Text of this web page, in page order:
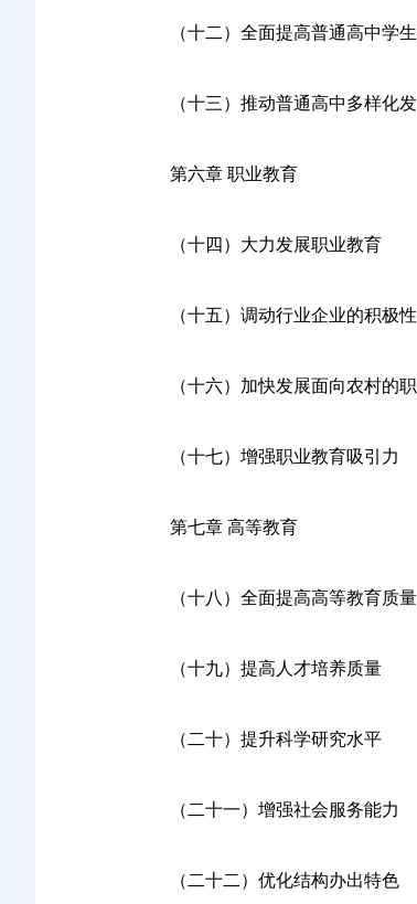
（十二）全面提高普通高中学生
（十三）推动普通高中多样化
第六章 职业教育
（十四）大力发展职业教育
（十五）调动行业企业的积极性
（十六）加快发展面向农村的职
（十七）增强职业教育吸引力
第七章 高等教育
（十八）全面提高高等教育质量
（十九）提高人才培养质量
（二十）提升科学研究水平
（二十一）增强社会服务能力
（二十二）优化结构办出特色